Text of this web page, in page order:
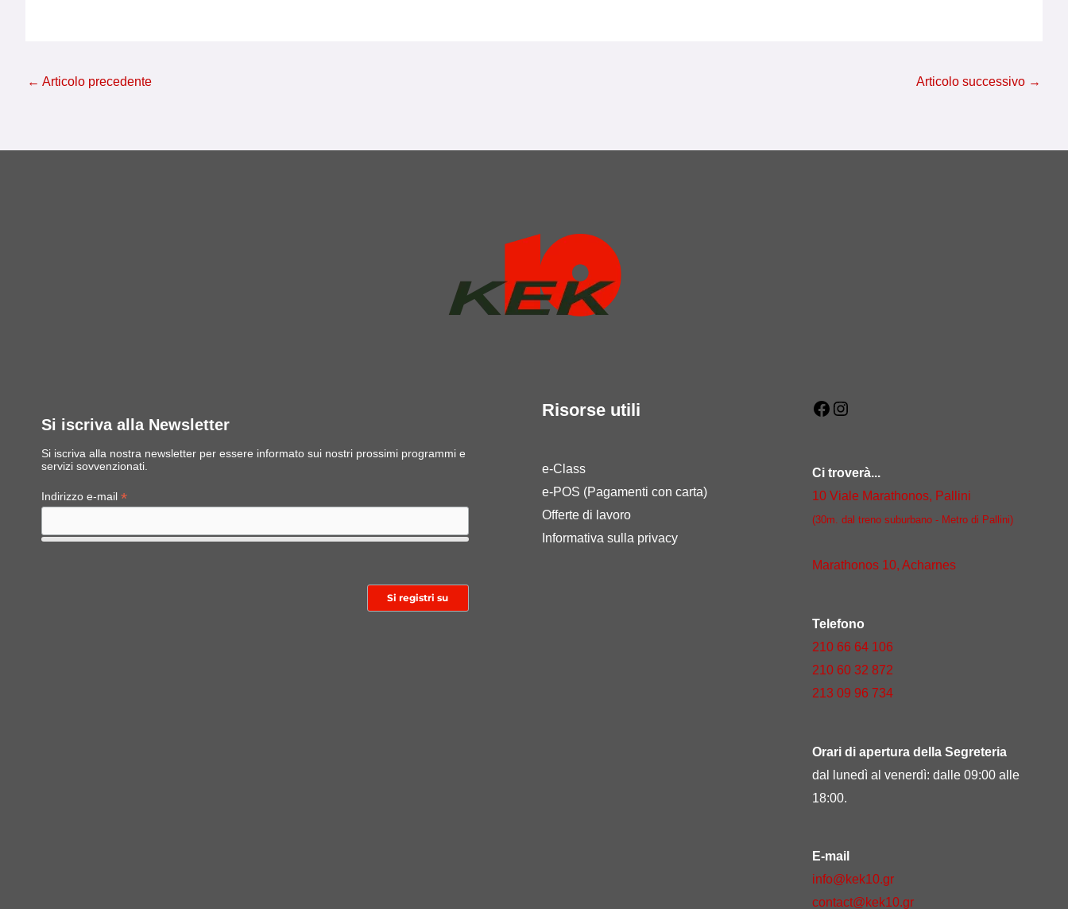
← Articolo precedente Articolo successivo →
Si iscriva alla Newsletter
Si iscriva alla nostra newsletter per essere informato sui nostri prossimi programmi e
servizi sovvenzionati.
Indirizzo e-mail *
Risorse utili
e-Class
e-POS (Pagamenti con carta)
Offerte di lavoro
Informativa sulla privacy
Facebook
Ci troverà...
10 Viale Marathonos, Pallini
(30m. dal treno suburbano - Metro di Pallini)
Marathonos 10, Acharnes
Telefono
210 66 64 106
210 60 32 872
213 09 96 734
Orari di apertura della Segreteria
dal lunedì al venerdì: dalle 09:00 alle
18:00.
E-mail
info@kek10.gr
contact@kek10.gr